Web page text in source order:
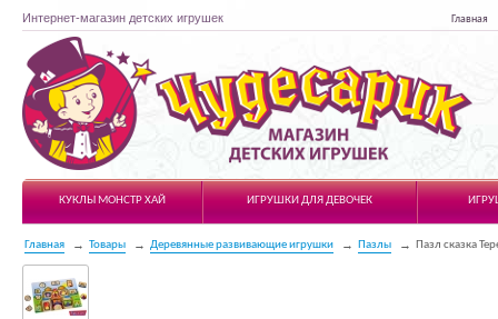
Интернет-магазин детских игрушек Главная
Чудесарик
КУКЛЫ МОНСТР ХАЙ
ИГРУШКИ ДЛЯ ДЕВОЧЕК
Главная Товары Деревянные развивающие игрушки Пазлы Пазл сказка